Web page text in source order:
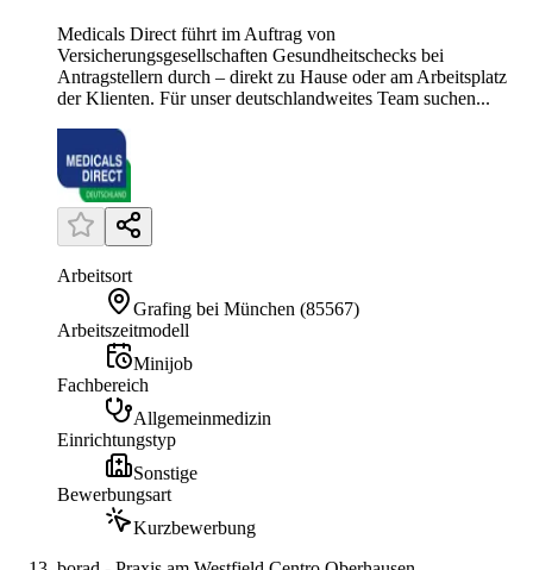
Medicals Direct führt im Auftrag von
Versicherungsgesellschaften Gesundheitschecks bei
Antragstellern durch – direkt zu Hause oder am Arbeitsplatz
der Klienten. Für unser deutschlandweites Team suchen...
Arbeitsort
Grafing bei München (85567)
Arbeitszeitmodell
Minijob
Fachbereich
Allgemeinmedizin
Einrichtungstyp
Sonstige
Bewerbungsart
Kurzbewerbung